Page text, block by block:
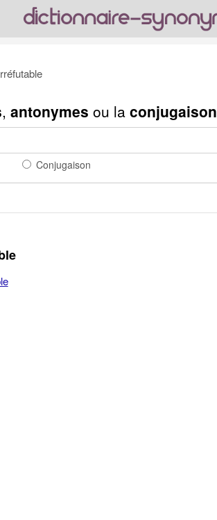
, antonymes ou la conjugaison
Conjugaison